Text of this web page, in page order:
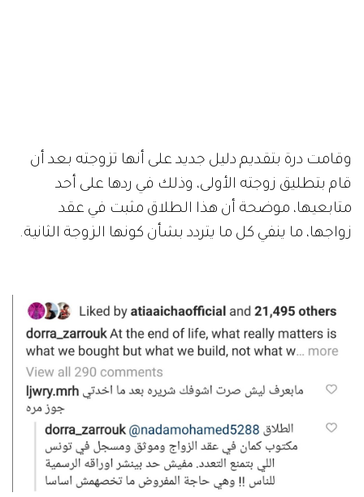
وقامت درة بتقديم دليل جديد على أنها تزوجته بعد أن
قام بتطليق زوجته الأولى، وذلك في ردها على أحد
متابعيها، موضحة أن هذا الطلاق مثبت في عقد
زواجها، ما ينفي كل ما يتردد بشأن كونها الزوجة الثانية.